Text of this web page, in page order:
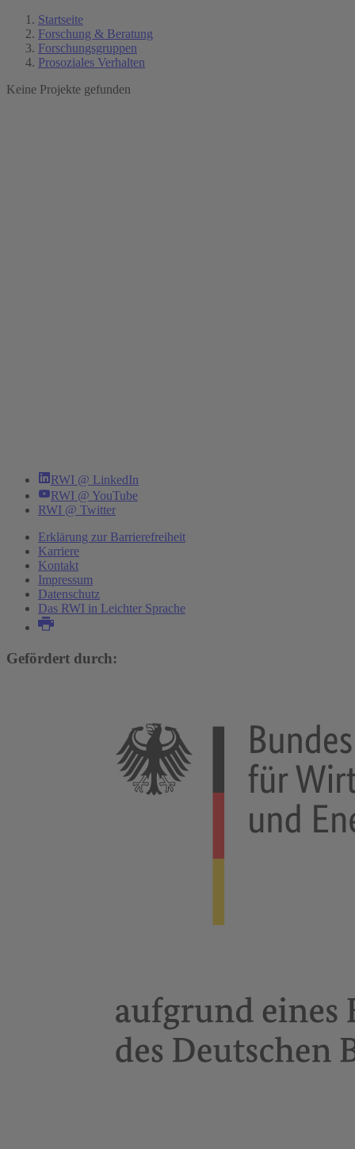
Startseite
Forschung & Beratung
Forschungsgruppen
Prosoziales Verhalten
Keine Projekte gefunden
RWI @ LinkedIn
RWI @ YouTube
RWI @ Twitter
Erklärung zur Barrierefreiheit
Karriere
Kontakt
Impressum
Datenschutz
Das RWI in Leichter Sprache
Gefördert durch: